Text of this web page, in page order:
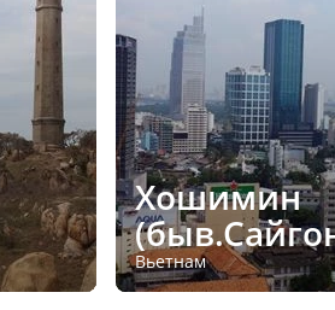
Хошимин
Вьетнам